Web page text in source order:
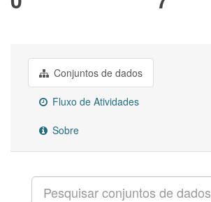
Conjuntos de dados
Fluxo de Atividades
Sobre